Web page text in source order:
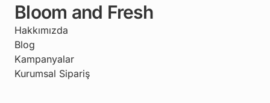
Bloom and Fresh
Hakkımızda
Blog
Kampanyalar
Kurumsal Sipariş